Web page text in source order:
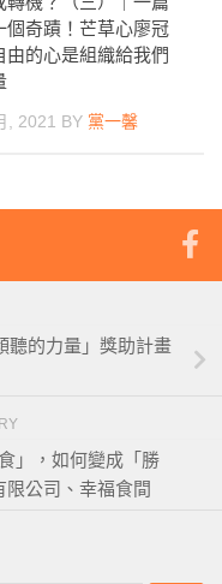
個奇蹟！芒草心廖冠
由的心是組織給我們
, 2021 BY 黨一馨
聽的力量」獎助計畫
」，如何變成「勝
公司、幸福食間